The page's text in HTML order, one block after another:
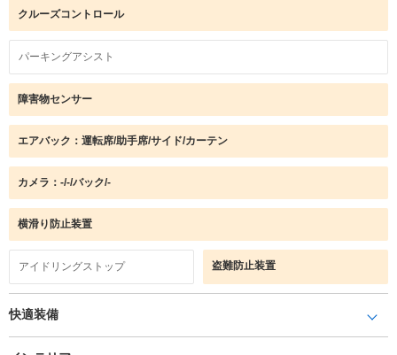
クルーズコントロール
パーキングアシスト
障害物センサー
エアバック：運転席/助手席/サイド/カーテン
カメラ：-/-/バック/-
横滑り防止装置
アイドリングストップ 盗難防止装置
快適装備